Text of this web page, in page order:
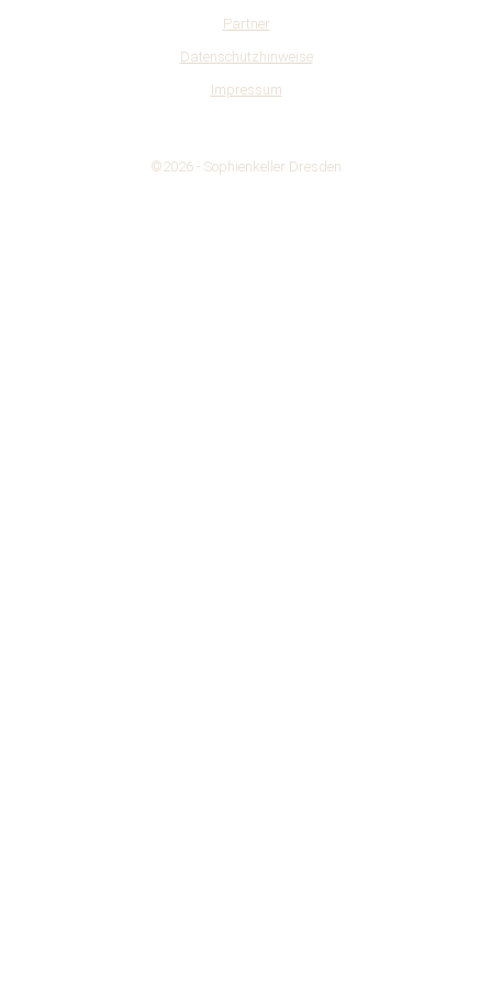
Partner
Datenschutzhinweise
Impressum
©2026 - Sophienkeller Dresden